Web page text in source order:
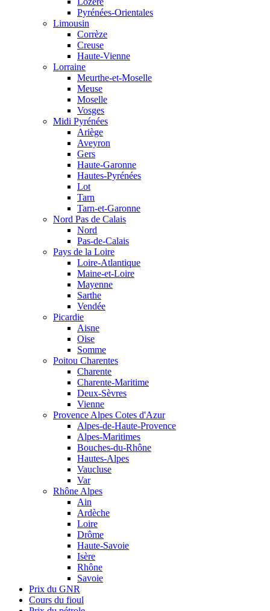
Pyrénées-Orientales
Limousin
Corrèze
Creuse
Haute-Vienne
Lorraine
Meurthe-et-Moselle
Meuse
Moselle
Vosges
Midi Pyrénées
Ariège
Aveyron
Gers
Haute-Garonne
Hautes-Pyrénées
Lot
Tarn
Tarn-et-Garonne
Nord Pas de Calais
Nord
Pas-de-Calais
Pays de la Loire
Loire-Atlantique
Maine-et-Loire
Mayenne
Sarthe
Vendée
Picardie
Aisne
Oise
Somme
Poitou Charentes
Charente
Charente-Maritime
Deux-Sèvres
Vienne
Provence Alpes Cotes d'Azur
Alpes-de-Haute-Provence
Alpes-Maritimes
Bouches-du-Rhône
Hautes-Alpes
Vaucluse
Var
Rhône Alpes
Ain
Ardèche
Loire
Drôme
Haute-Savoie
Isère
Rhône
Savoie
Prix du GNR
Cours du fioul